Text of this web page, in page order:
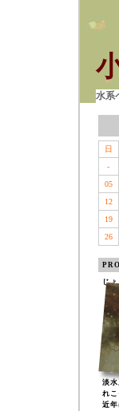
水系
日
-
05
12
19
26
じ
淡
れこ
近